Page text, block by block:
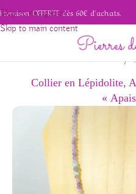
Skip to navigation
Skip to main content
Livraison OFFERTE dès 60€ d'achats.
Accueil/
Collier en Lépidolite,
«